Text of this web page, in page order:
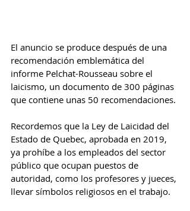
El anuncio se produce después de una
recomendación emblemática del
informe Pelchat-Rousseau sobre el
laicismo, un documento de 300 páginas
que contiene unas 50 recomendaciones.
Recordemos que la Ley de Laicidad del
Estado de Quebec, aprobada en 2019,
ya prohíbe a los empleados del sector
público que ocupan puestos de
autoridad, como los profesores y jueces,
llevar símbolos religiosos en el trabajo.